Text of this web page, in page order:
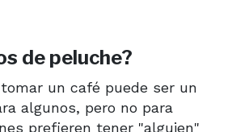
de peluche?
un café puede ser un
algunos, pero no para
prefieren tener "alguien"